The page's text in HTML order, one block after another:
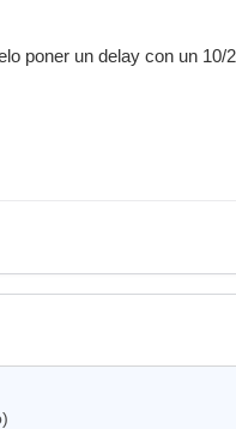
poner un delay con un 10/